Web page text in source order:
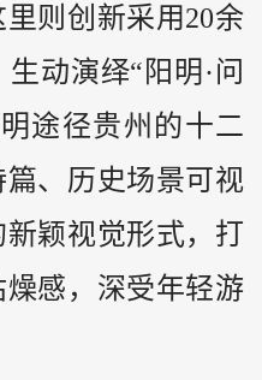
则创新采用20余
动演绎“阳明·问
途径贵州的十二
、历史场景可视
颖视觉形式，打
感，深受年轻游